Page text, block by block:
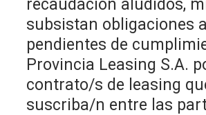
recaudación aludidos,
subsistan obligaciones
pendientes de
Provincia Leasing S.A.
contrato/s de leasing
suscriba/n entre las